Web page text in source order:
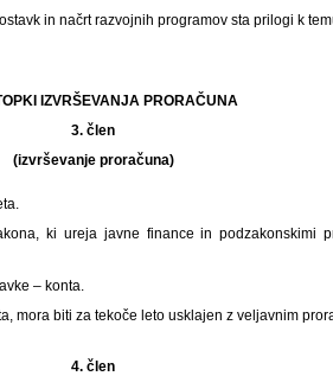
in načrt razvojnih programov sta prilogi k
IZVRŠEVANJA PRORAČUNA
3. člen
(izvrševanje proračuna)
ki ureja javne finance in podzakonskimi
– konta.
mora biti za tekoče leto usklajen z veljavnim
4. člen